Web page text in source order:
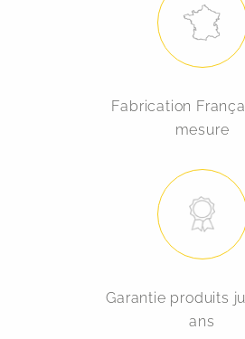
Fabrication
mesure
Garantie produits
ans